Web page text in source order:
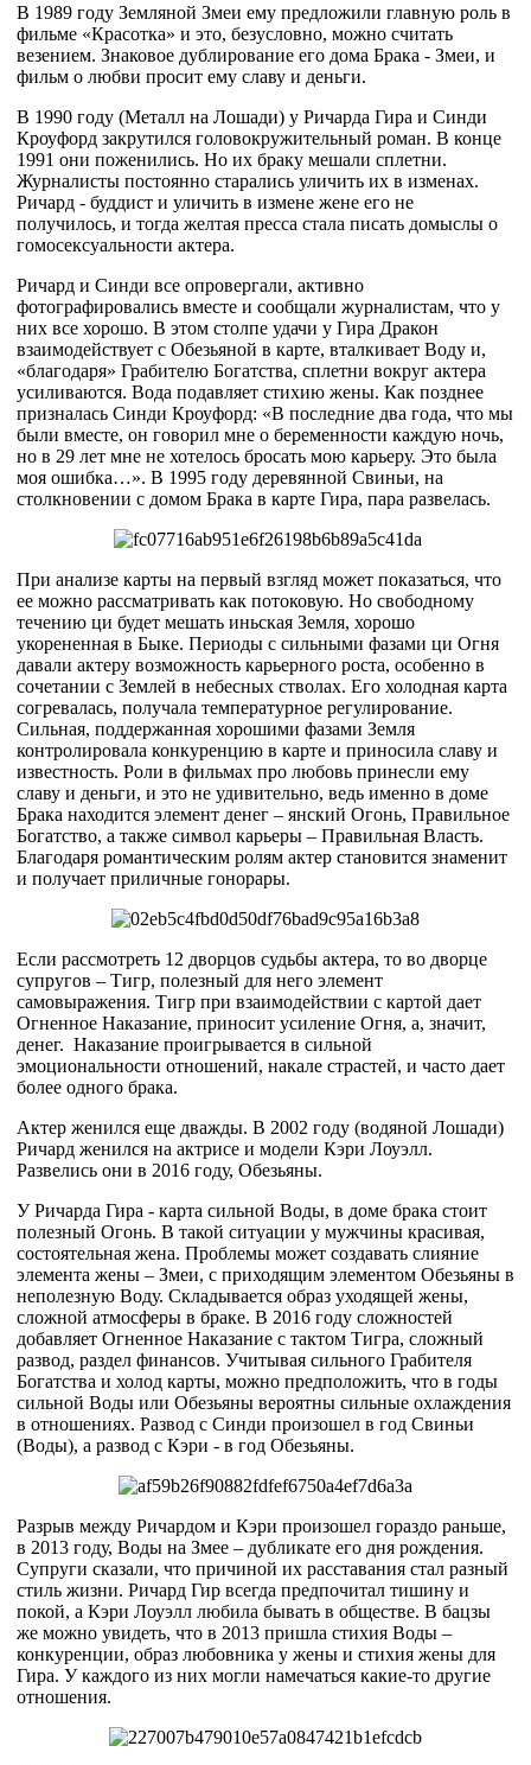
В 1989 году Земляной Змеи ему предложили главную роль в
фильме «Красотка» и это, безусловно, можно считать
везением. Знаковое дублирование его дома Брака - Змеи, и
фильм о любви просит ему славу и деньги.
В 1990 году (Металл на Лошади) у Ричарда Гира и Синди
Кроуфорд закрутился головокружительный роман. В конце
1991 они поженились. Но их браку мешали сплетни.
Журналисты постоянно старались уличить их в изменах.
Ричард - буддист и уличить в измене жене его не
получилось, и тогда желтая пресса стала писать домыслы о
гомосексуальности актера.
Ричард и Синди все опровергали, активно
фотографировались вместе и сообщали журналистам, что у
них все хорошо. В этом столпе удачи у Гира Дракон
взаимодействует с Обезьяной в карте, вталкивает Воду и,
«благодаря» Грабителю Богатства, сплетни вокруг актера
усиливаются. Вода подавляет стихию жены. Как позднее
призналась Синди Кроуфорд: «В последние два года, что мы
были вместе, он говорил мне о беременности каждую ночь,
но в 29 лет мне не хотелось бросать мою карьеру. Это была
моя ошибка…». В 1995 году деревянной Свиньи, на
столкновении с домом Брака в карте Гира, пара развелась.
При анализе карты на первый взгляд может показаться, что
ее можно рассматривать как потоковую. Но свободному
течению ци будет мешать иньская Земля, хорошо
укорененная в Быке. Периоды с сильными фазами ци Огня
давали актеру возможность карьерного роста, особенно в
сочетании с Землей в небесных стволах. Его холодная карта
согревалась, получала температурное регулирование.
Сильная, поддержанная хорошими фазами Земля
контролировала конкуренцию в карте и приносила славу и
известность. Роли в фильмах про любовь принесли ему
славу и деньги, и это не удивительно, ведь именно в доме
Брака находится элемент денег – янский Огонь, Правильное
Богатство, а также символ карьеры – Правильная Власть.
Благодаря романтическим ролям актер становится знаменит
и получает приличные гонорары.
Если рассмотреть 12 дворцов судьбы актера, то во дворце
супругов – Тигр, полезный для него элемент
самовыражения. Тигр при взаимодействии с картой дает
Огненное Наказание, приносит усиление Огня, а, значит,
денег. Наказание проигрывается в сильной
эмоциональности отношений, накале страстей, и часто дает
более одного брака.
Актер женился еще дважды. В 2002 году (водяной Лошади)
Ричард женился на актрисе и модели Кэри Лоуэлл.
Развелись они в 2016 году, Обезьяны.
У Ричарда Гира - карта сильной Воды, в доме брака стоит
полезный Огонь. В такой ситуации у мужчины красивая,
состоятельная жена. Проблемы может создавать слияние
элемента жены – Змеи, с приходящим элементом Обезьяны в
неполезную Воду. Складывается образ уходящей жены,
сложной атмосферы в браке. В 2016 году сложностей
добавляет Огненное Наказание с тактом Тигра, сложный
развод, раздел финансов. Учитывая сильного Грабителя
Богатства и холод карты, можно предположить, что в годы
сильной Воды или Обезьяны вероятны сильные охлаждения
в отношениях. Развод с Синди произошел в год Свиньи
(Воды), а развод с Кэри - в год Обезьяны.
Разрыв между Ричардом и Кэри произошел гораздо раньше,
в 2013 году, Воды на Змее – дубликате его дня рождения.
Супруги сказали, что причиной их расставания стал разный
стиль жизни. Ричард Гир всегда предпочитал тишину и
покой, а Кэри Лоуэлл любила бывать в обществе. В бацзы
же можно увидеть, что в 2013 пришла стихия Воды –
конкуренции, образ любовника у жены и стихия жены для
Гира. У каждого из них могли намечаться какие-то другие
отношения.